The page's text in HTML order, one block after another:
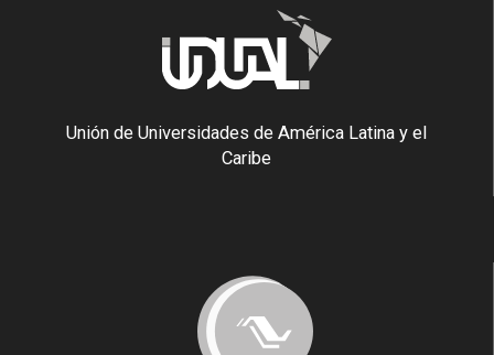
Unión de Universidades de América Latina y el
Caribe